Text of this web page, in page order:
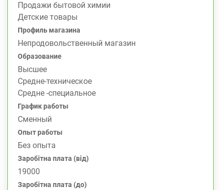
Продажи бытовой химии
Детские товары
Профиль магазина
Непродовольственный магазин
Образование
Высшее
Средне-техническое
Средне -специальное
График работы
Сменный
Опыт работы
Без опыта
Заробітна плата (від)
19000
Заробітна плата (до)